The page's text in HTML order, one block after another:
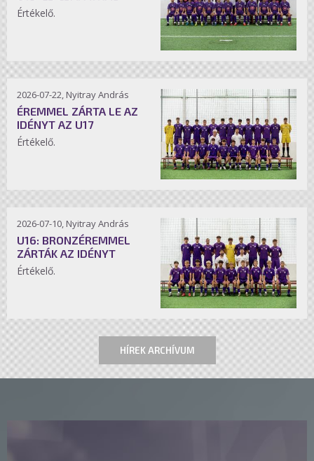
Értékelő.
2026-07-22, Nyitray András
ÉREMMEL ZÁRTA LE AZ
IDÉNYT AZ U17
Értékelő.
2026-07-10, Nyitray András
U16: BRONZÉREMMEL
ZÁRTÁK AZ IDÉNYT
Értékelő.
HÍREK ARCHÍVUM